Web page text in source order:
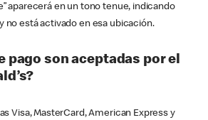
aparecerá en un tono tenue, indicando
no está activado en esa ubicación.
pago son aceptadas por el
Visa, MasterCard, American Express y